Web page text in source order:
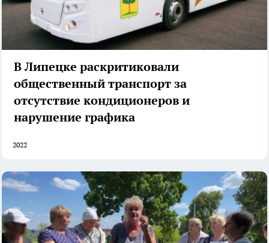
В Липецке раскритиковали
общественный транспорт за
отсутствие кондиционеров и
нарушение графика
2022